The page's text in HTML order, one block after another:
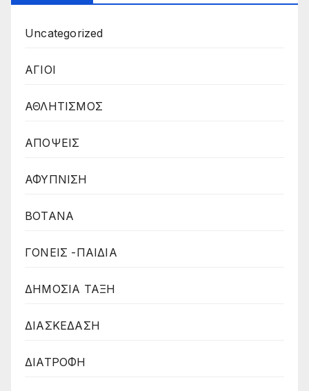
Uncategorized
ΑΓΙΟΙ
ΑΘΛΗΤΙΣΜΟΣ
ΑΠΟΨΕΙΣ
ΑΦΥΠΝΙΣΗ
ΒΟΤΑΝΑ
ΓΟΝΕΙΣ -ΠΑΙΔΙΑ
ΔΗΜΟΣΙΑ ΤΑΞΗ
ΔΙΑΣΚΕΔΑΣΗ
ΔΙΑΤΡΟΦΗ